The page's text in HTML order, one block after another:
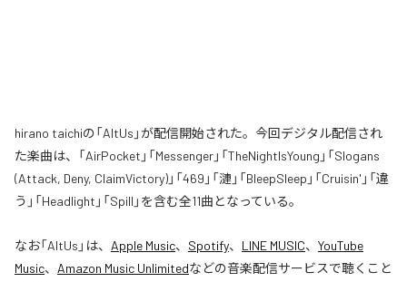
hirano taichiの「AltUs」が配信開始された。今回デジタル配信され
た楽曲は、「AirPocket」「Messenger」「TheNightIsYoung」「Slogans
(Attack, Deny, ClaimVictory)」「469」「漣」「BleepSleep」「Cruisin'」「違
う」「Headlight」「Spill」を含む全11曲となっている。
なお「AltUs 」は、 Apple Music、 Spotify、 LINE MUSIC、 YouTube
Music、 Amazon Music Unlimitedなどの音楽配信サービスで聴くこと